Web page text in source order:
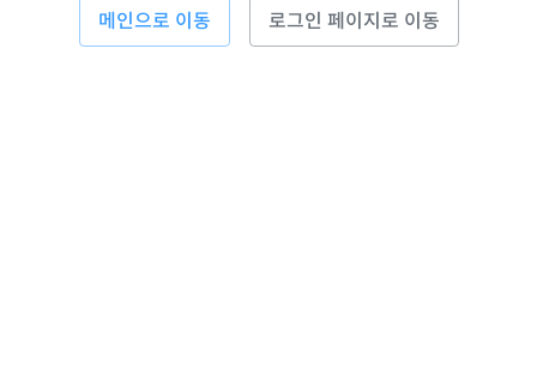
메인으로 이동 로그인 페이지로 이동